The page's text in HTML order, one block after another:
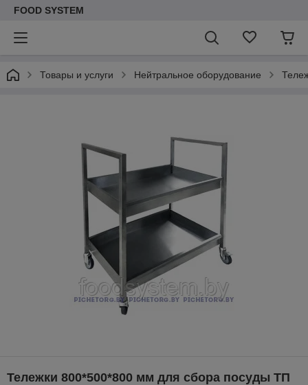
FOOD SYSTEM
Товары и услуги Нейтральное оборудование
Тележки 800*500*800 мм для сбора посуды ТП